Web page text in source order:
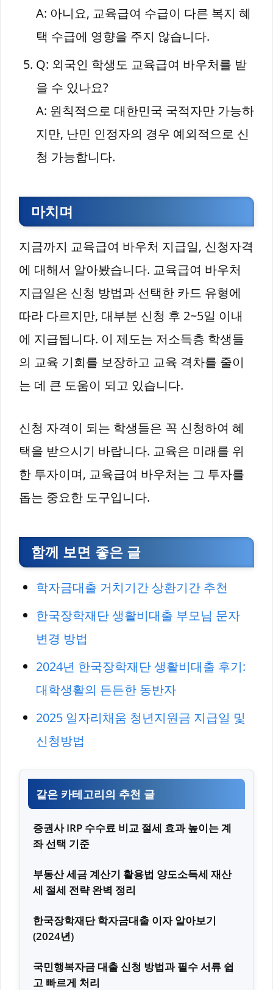
A: 아니요, 교육급여 수급이 다른 복지 혜
택 수급에 영향을 주지 않습니다.
Q: 외국인 학생도 교육급여 바우처를 받
을 수 있나요?
A: 원칙적으로 대한민국 국적자만 가능하
지만, 난민 인정자의 경우 예외적으로 신
청 가능합니다.
마치며
지금까지 교육급여 바우처 지급일, 신청자격
에 대해서 알아봤습니다. 교육급여 바우처
지급일은 신청 방법과 선택한 카드 유형에
따라 다르지만, 대부분 신청 후 2~5일 이내
에 지급됩니다. 이 제도는 저소득층 학생들
의 교육 기회를 보장하고 교육 격차를 줄이
는 데 큰 도움이 되고 있습니다.
신청 자격이 되는 학생들은 꼭 신청하여 혜
택을 받으시기 바랍니다. 교육은 미래를 위
한 투자이며, 교육급여 바우처는 그 투자를
돕는 중요한 도구입니다.
함께 보면 좋은 글
학자금대출 거치기간 상환기간 추천
한국장학재단 생활비대출 부모님 문자
변경 방법
2024년 한국장학재단 생활비대출 후기:
대학생활의 든든한 동반자
2025 일자리채움 청년지원금 지급일 및
신청방법
같은 카테고리의 추천 글
증권사 IRP 수수료 비교 절세 효과 높이는 계
좌 선택 기준
부동산 세금 계산기 활용법 양도소득세 재산
세 절세 전략 완벽 정리
한국장학재단 학자금대출 이자 알아보기
(2024년)
국민행복자금 대출 신청 방법과 필수 서류 쉽
고 빠르게 처리